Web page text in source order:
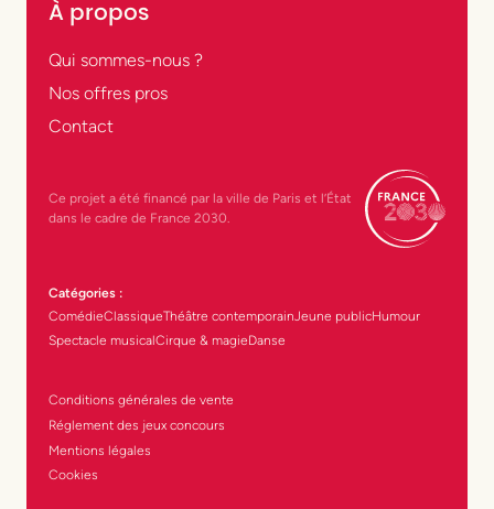
À propos
Qui sommes-nous ?
Nos offres pros
Contact
Ce projet a été financé par la ville de Paris et l’État
dans le cadre de France 2030.
Catégories :
ComédieClassiqueThéâtre contemporainJeune publicHumour
Spectacle musicalCirque & magieDanse
Conditions générales de vente
Réglement des jeux concours
Mentions légales
Cookies